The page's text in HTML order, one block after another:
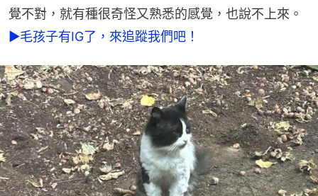
覺不對，就有種很奇怪又熟悉的感覺，也說不上來。
►毛孩子有IG了，來追蹤我們吧！